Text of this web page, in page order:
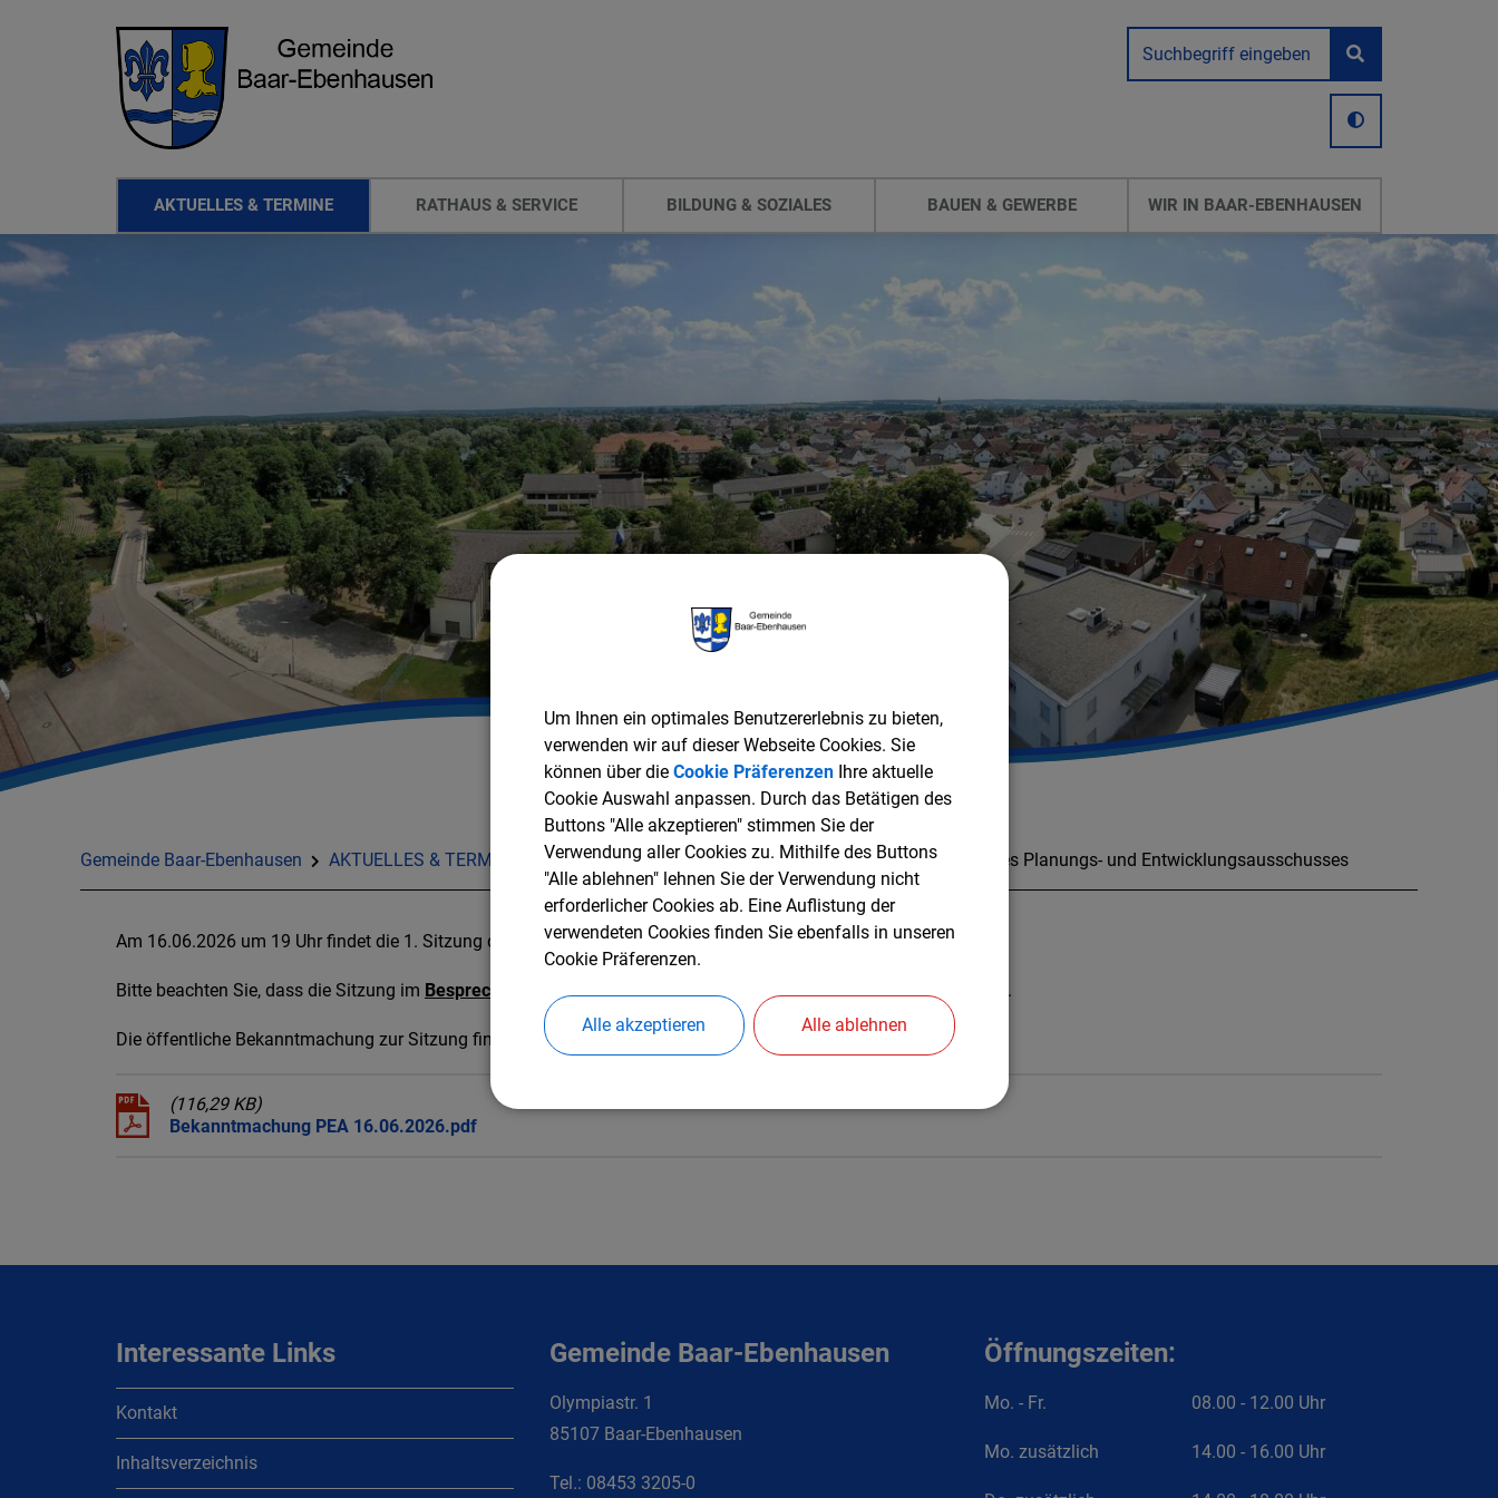
AKTUELLES & TERMINE RATHAUS & SERVICE BILDUNG & SOZIALES BAUEN & GEWERBE WIR IN BAAR-EBENHAUSEN
Gemeinde Baar-Ebenhausen AKTUELLES & TERMINE Amtliche Bekanntmachungen 10.06.2026 - 1. Sitzung des Planungs- und Entwicklungsausschusses
Am 16.06.2026 um 19 Uhr findet die 1. Sitzung des Planungs- und Entwicklungsausschusses statt.
Bitte beachten Sie, dass die Sitzung im Besprechungsraum Zimmer-Nr. 103 im neuen Rathaus-Anbaustattfindet.
Die öffentliche Bekanntmachung zur Sitzung finden Sie hier:
(116,29 KB)
Bekanntmachung PEA 16.06.2026.pdf
Interessante Links
Kontakt
Inhaltsverzeichnis
Gemeinde Baar-Ebenhausen
Olympiastr. 1
85107 Baar-Ebenhausen
Tel.: 08453 3205-0
Öffnungszeiten:
Mo. - Fr. 08.00 - 12.00 Uhr
Mo. zusätzlich 14.00 - 16.00 Uhr
Um Ihnen ein optimales Benutzererlebnis zu bieten,
verwenden wir auf dieser Webseite Cookies. Sie
können über die Cookie PräferenzenIhre aktuelle
Cookie Auswahl anpassen. Durch das Betätigen des
Buttons "Alle akzeptieren" stimmen Sie der
Verwendung aller Cookies zu. Mithilfe des Buttons
"Alle ablehnen" lehnen Sie der Verwendung nicht
erforderlicher Cookies ab. Eine Auflistung der
verwendeten Cookies finden Sie ebenfalls in unseren
Cookie Präferenzen.
Alle akzeptieren Alle ablehnen